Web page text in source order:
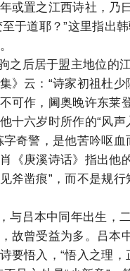
或置之江西诗社，乃
至于道耶？”这里指出
之后居于盟主地位的
》云：“诗家初祖杜
可作，阃奥晚许东莱
十六岁时所作的“风声
字奇警，是他苦吟呕
《庚溪诗话》指出他
斧凿痕”，而不是规行
与吕本中同年出生，
故曾受益为多。吕本
要悟入，“悟入之理